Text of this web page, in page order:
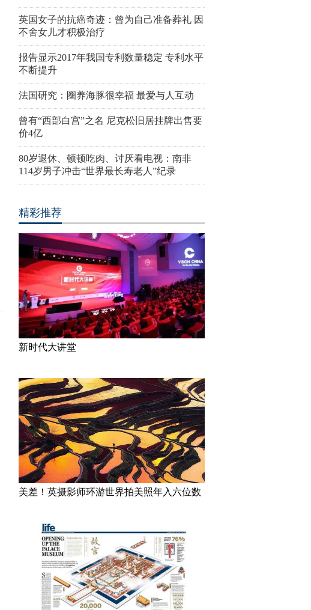
英国女子的抗癌奇迹：曾为自己准备葬礼 因
不舍女儿才积极治疗
报告显示2017年我国专利数量稳定 专利水平
不断提升
法国研究：圈养海豚很幸福 最爱与人互动
曾有“西部白宫”之名 尼克松旧居挂牌出售要
价4亿
80岁退休、顿顿吃肉、讨厌看电视：南非
114岁男子冲击“世界最长寿老人”纪录
精彩推荐
新时代大讲堂
美差！英摄影师环游世界拍美照年入六位数